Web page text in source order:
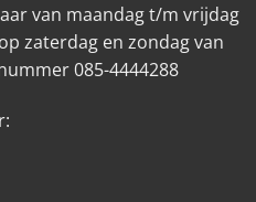
van maandag t/m vrijdag
zaterdag en zondag van
085-4444288